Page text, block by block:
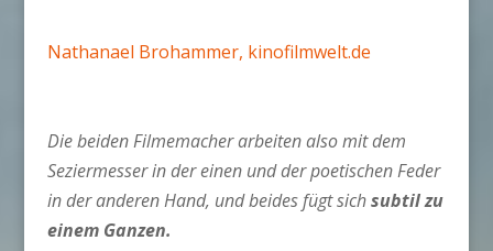
Nathanael Brohammer, kinofilmwelt.de
Die beiden Filmemacher arbeiten also mit dem
Seziermesser in der einen und der poetischen Feder
in der anderen Hand, und beides fügt sichsubtil zu
einem Ganzen.